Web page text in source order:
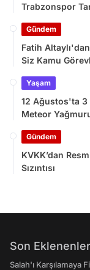
Trabzonspor
Gündem
Fatih
Siz Kamu
Yaşam
12 Ağustos'ta 3
Meteor
Gündem
KVKK’dan
Sızıntısı
Son Eklenenler
Salah'ı Karşılamaya